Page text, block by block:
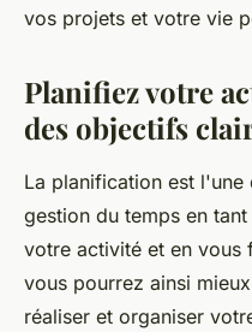
vos projets et votre vie
Planifiez votre
des objectifs
La planification est
gestion du temps en
votre activité et en vous
vous pourrez ainsi
réaliser et organiser